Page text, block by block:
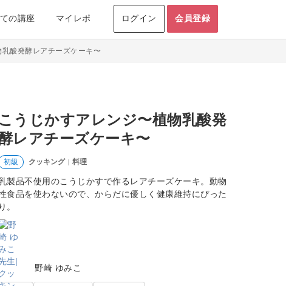
の講座 マイレポ ログイン 会員登録
酸発酵レアチーズケーキ〜
こうじかすアレンジ〜植物乳酸発
レアチーズケーキ〜
初級 クッキング | 料理
製品不使用のこうじかすで作るレアチーズケーキ。動物
食品を使わないので、からだに優しく健康維持にぴった
り。
野崎 ゆみこ